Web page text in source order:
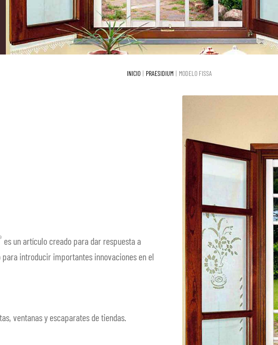
INICIO PRAESIDIUM MODELO FISSA
es un artículo creado para dar respuesta a
introducir importantes innovaciones en el
ventanas y escaparates de tiendas.